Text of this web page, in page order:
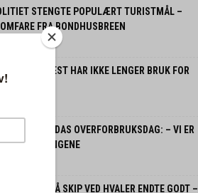
STENGTE POPULÆRT TURISTMÅL –
FRA BONDHUSBREEN
FLEST HAR IKKE LENGER BRUK FOR
OG JORDAS OVERFORBRUKSDAG: – VI ER
VERSTINGENE
PÅ SKIP VED HVALER ENDTE GODT –